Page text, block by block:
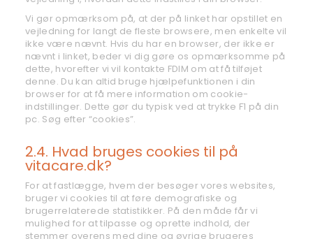
Vi gør opmærksom på, at der på linket har opstillet en
vejledning for langt de fleste browsere, men enkelte vil
ikke være nævnt. Hvis du har en browser, der ikke er
nævnt i linket, beder vi dig gøre os opmærksomme på
dette, hvorefter vi vil kontakte FDIM om at få tilføjet
denne. Du kan altid bruge hjælpefunktionen i din
browser for at få mere information om cookie-
indstillinger. Dette gør du typisk ved at trykke F1 på din
pc. Søg efter “cookies”.
2.4. Hvad bruges cookies til på
vitacare.dk?
For at fastlægge, hvem der besøger vores websites,
bruger vi cookies til at føre demografiske og
brugerrelaterede statistikker. På den måde får vi
mulighed for at tilpasse og oprette indhold, der
stemmer overens med dine og øvrige brugeres